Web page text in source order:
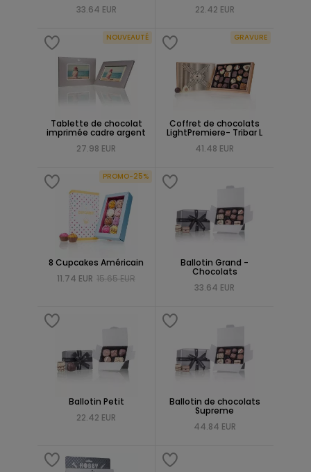
33.64 EUR
22.42 EUR
NOUVEAUTÉ
Tablette de chocolat
imprimée cadre argent
27.98 EUR
GRAVURE
Coffret de chocolats
LightPremiere- Tribar L
41.48 EUR
PROMO-25%
8 Cupcakes Américain
11.74 EUR 15.65 EUR
Ballotin Grand -
Chocolats
33.64 EUR
Ballotin Petit
22.42 EUR
Ballotin de chocolats
Supreme
44.84 EUR